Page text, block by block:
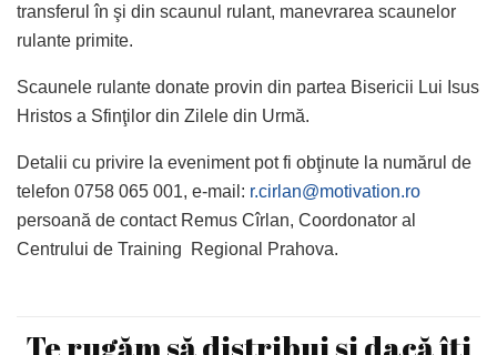
transferul în şi din scaunul rulant, manevrarea scaunelor
rulante primite.
Scaunele rulante donate provin din partea Bisericii Lui Isus
Hristos a Sfinţilor din Zilele din Urmă.
Detalii cu privire la eveniment pot fi obţinute la numărul de
telefon 0758 065 001, e-mail: r.cirlan@motivation.ro
persoană de contact Remus Cîrlan, Coordonator al
Centrului de Training Regional Prahova.
Te rugăm să distribui și dacă îți